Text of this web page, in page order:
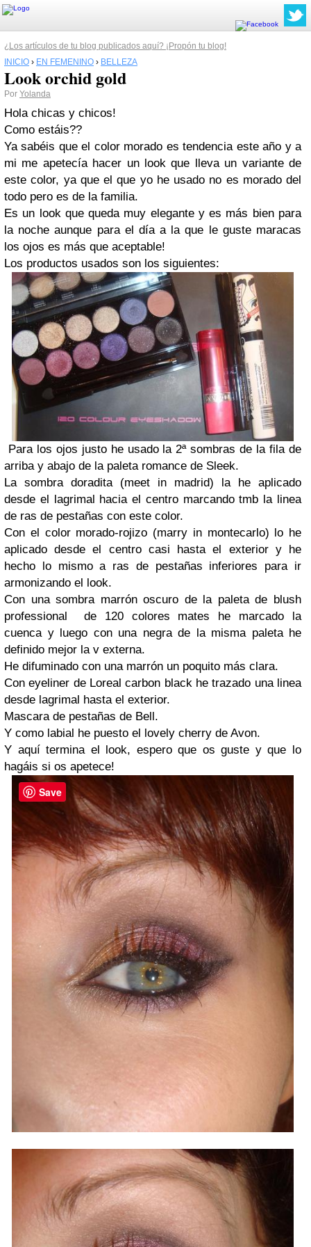
¿Los artículos de tu blog publicados aquí? ¡Propón tu blog!
INICIO › EN FEMENINO › BELLEZA
Look orchid gold
Por Yolanda
Hola chicas y chicos!
Como estáis??
Ya sabéis que el color morado es tendencia este año y a
mi me apetecía hacer un look que lleva un variante de
este color, ya que el que yo he usado no es morado del
todo pero es de la familia.
Es un look que queda muy elegante y es más bien para
la noche aunque para el día a la que le guste maracas
los ojos es más que aceptable!
Los productos usados son los siguientes:
Para los ojos justo he usado la 2ª sombras de la fila de
arriba y abajo de la paleta romance de Sleek.
La sombra doradita (meet in madrid) la he aplicado
desde el lagrimal hacia el centro marcando tmb la linea
de ras de pestañas con este color.
Con el color morado-rojizo (marry in montecarlo) lo he
aplicado desde el centro casi hasta el exterior y he
hecho lo mismo a ras de pestañas inferiores para ir
armonizando el look.
Con una sombra marrón oscuro de la paleta de blush
professional de 120 colores mates he marcado la
cuenca y luego con una negra de la misma paleta he
definido mejor la v externa.
He difuminado con una marrón un poquito más clara.
Con eyeliner de Loreal carbon black he trazado una linea
desde lagrimal hasta el exterior.
Mascara de pestañas de Bell.
Y como labial he puesto el lovely cherry de Avon.
Y aquí termina el look, espero que os guste y que lo
hagáis si os apetece!
Save